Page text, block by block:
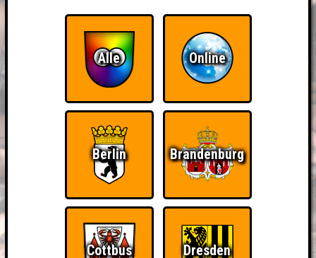
Alle Online
Berlin Brandenburg
Cottbus Dresden